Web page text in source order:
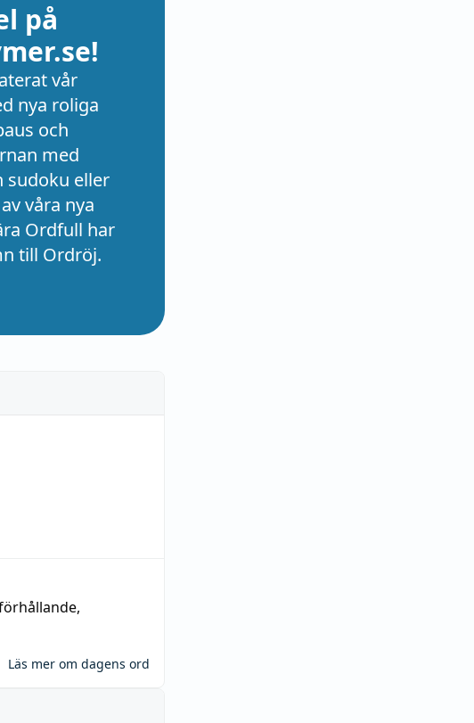
på
vår
nya roliga
och
med
sudoku eller
våra nya
Ordfull har
till Ordröj.
,
Läs mer om dagens ord